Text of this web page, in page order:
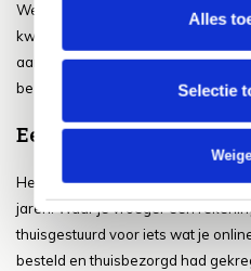
Alles
Selectie
Wehkamp en Otto. Ook deze
kwaliteitsgaranties en bieden
aan na aanschaf. Je kunt de
bezorgen of afhalen bij een PostNL
Eerst kopen, later
Het concept van eerst kopen en
jaren. Waar je vroeger een
thuisgestuurd voor iets wat je
besteld en thuisbezorgd had